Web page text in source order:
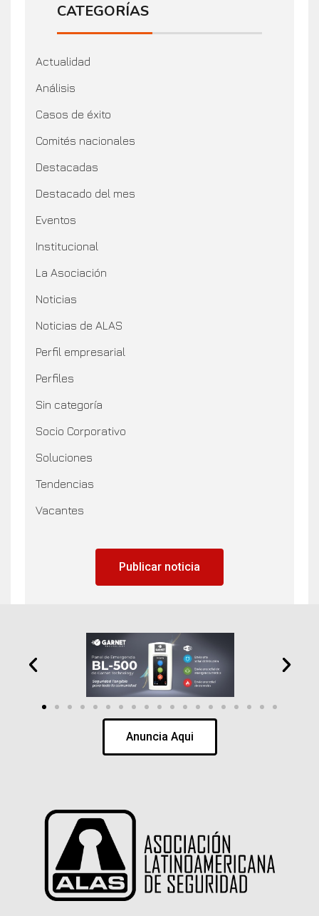
CATEGORÍAS
Actualidad
Análisis
Casos de éxito
Comités nacionales
Destacadas
Destacado del mes
Eventos
Institucional
La Asociación
Noticias
Noticias de ALAS
Perfil empresarial
Perfiles
Sin categoría
Socio Corporativo
Soluciones
Tendencias
Vacantes
Publicar noticia
Anuncia Aqui